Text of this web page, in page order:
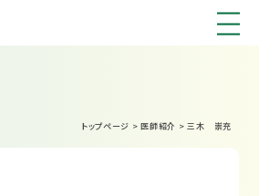
トップページ >医師紹介 >三木 崇充